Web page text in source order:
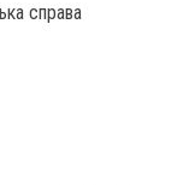
справа